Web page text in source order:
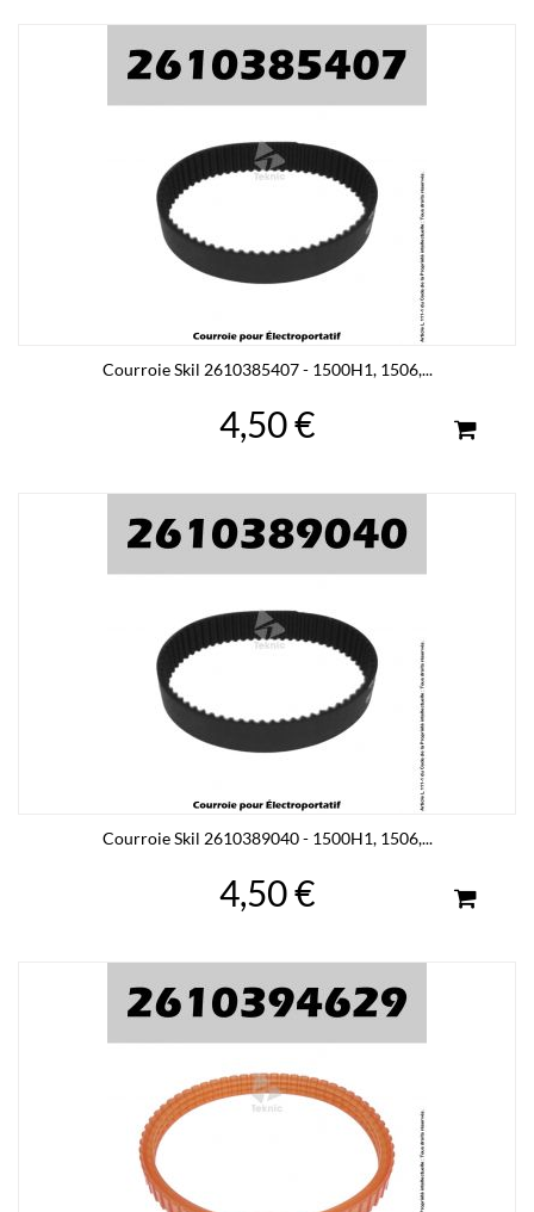
Courroie Skil 2610385407 - 1500H1, 1506,...
4,50 €
Courroie Skil 2610389040 - 1500H1, 1506,...
4,50 €